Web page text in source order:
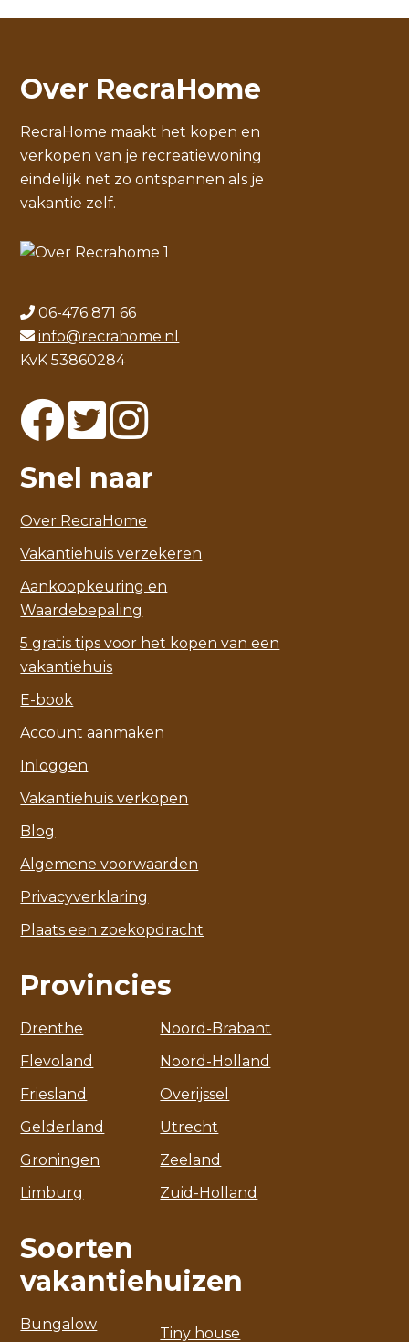
Over RecraHome
RecraHome maakt het kopen en
verkopen van je recreatiewoning
eindelijk net zo ontspannen als je
vakantie zelf.
06-476 871 66
info@recrahome.nl
KvK 53860284
Snel naar
Over RecraHome
Vakantiehuis verzekeren
Aankoopkeuring en
Waardebepaling
5 gratis tips voor het kopen van een
vakantiehuis
E-book
Account aanmaken
Inloggen
Vakantiehuis verkopen
Blog
Algemene voorwaarden
Privacyverklaring
Plaats een zoekopdracht
Provincies
Drenthe
Flevoland
Friesland
Gelderland
Groningen
Limburg
Noord-Brabant
Noord-Holland
Overijssel
Utrecht
Zeeland
Zuid-Holland
Soorten
vakantiehuizen
Bungalow
Tiny house